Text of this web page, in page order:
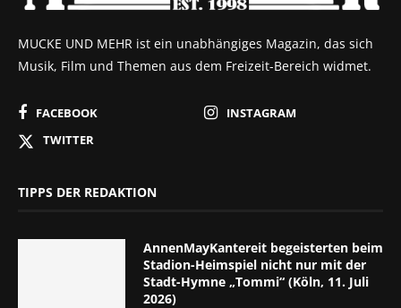
MUCKE UND MEHR ist ein unabhängiges Magazin, das sich
Musik, Film und Themen aus dem Freizeit-Bereich widmet.
FACEBOOK
INSTAGRAM
TWITTER
TIPPS DER REDAKTION
AnnenMayKantereit begeisterten beim
Stadion-Heimspiel nicht nur mit der
Stadt-Hymne „Tommi“ (Köln, 11. Juli
2026)